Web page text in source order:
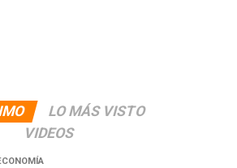
LO MÁS VISTO
VIDEOS